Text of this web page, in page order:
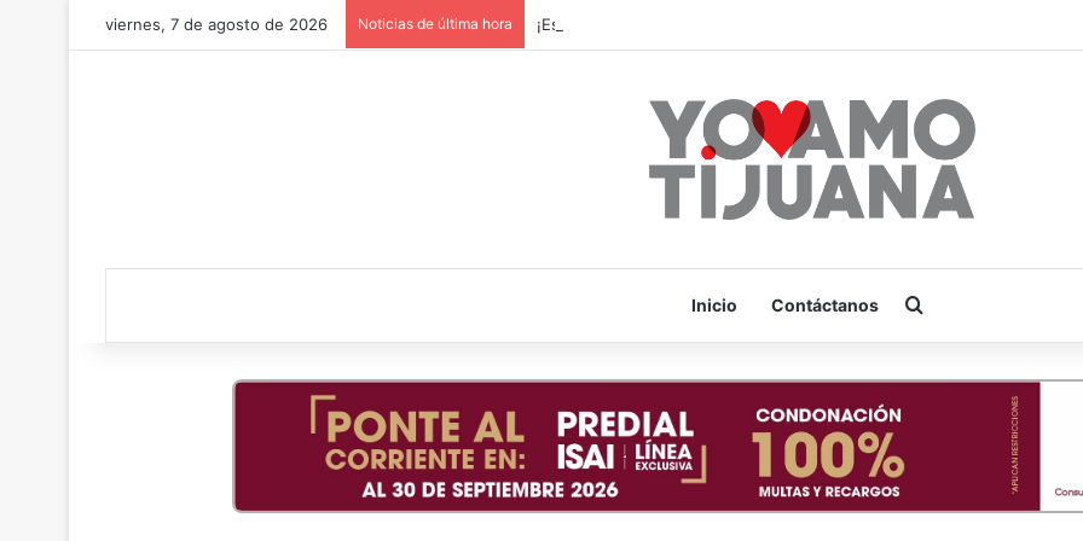
viernes, 7 de agosto de 2026 Noticias de última hora ¡Es hora de apoyar! mañana Zonkeys tendrá su último partido en casa
Inicio Contáctanos